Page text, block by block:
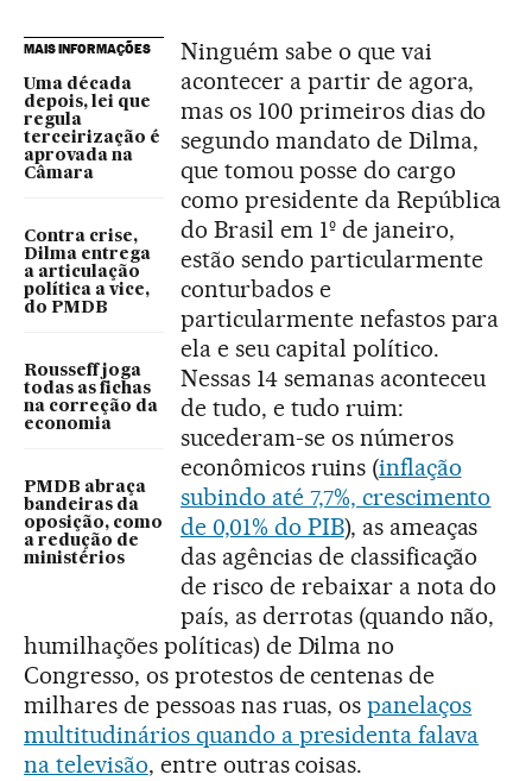
MAIS INFORMAÇÕES
Uma década
depois, lei que
regula
terceirização é
aprovada na
Câmara
Contra crise,
Dilma entrega
a articulação
política a vice,
do PMDB
Rousseff joga
todas as fichas
na correção da
economia
PMDB abraça
bandeiras da
oposição, como
a redução de
ministérios
Ninguém sabe o que vai
acontecer a partir de agora,
mas os 100 primeiros dias do
segundo mandato de Dilma,
que tomou posse do cargo
como presidente da República
do Brasil em 1º de janeiro,
estão sendo particularmente
conturbados e
particularmente nefastos para
ela e seu capital político.
Nessas 14 semanas aconteceu
de tudo, e tudo ruim:
sucederam-se os números
econômicos ruins (inflação
subindo até 7,7%, crescimento
de 0,01% do PIB), as ameaças
das agências de classificação
de risco de rebaixar a nota do
país, as derrotas (quando não,
humilhações políticas) de Dilma no
Congresso, os protestos de centenas de
milhares de pessoas nas ruas, ospanelaços
multitudinários quando a presidenta falava
na televisão, entre outras coisas.